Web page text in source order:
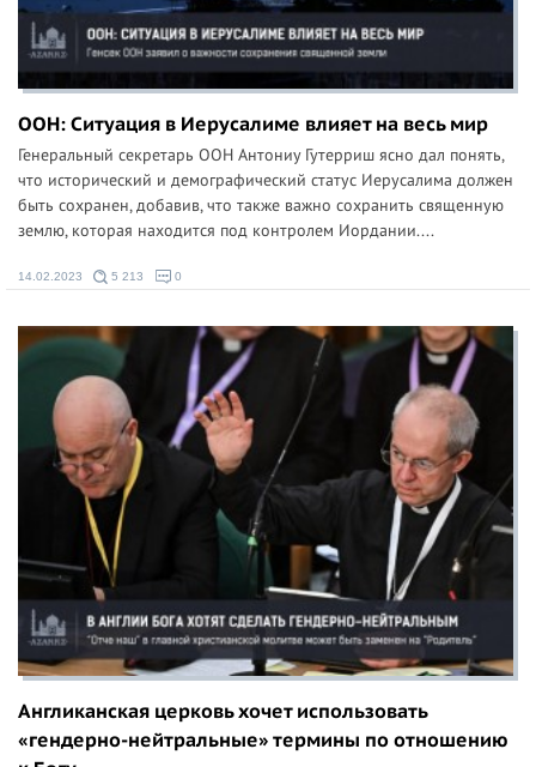
ООН: Ситуация в Иерусалиме влияет на весь мир
Генеральный секретарь ООН Антониу Гутерриш ясно дал понять,
что исторический и демографический статус Иерусалима должен
быть сохранен, добавив, что также важно сохранить священную
землю, которая находится под контролем Иордании....
14.02.2023 5 213 0
Англиканская церковь хочет использовать
«гендерно-нейтральные» термины по отношению